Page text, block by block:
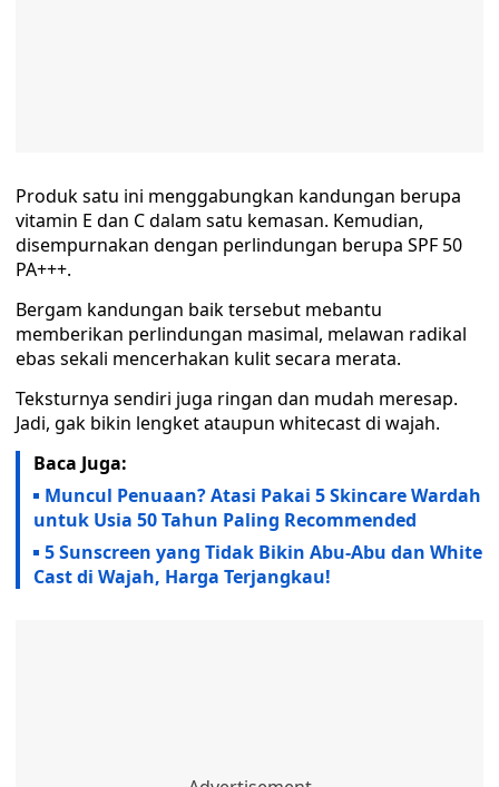
Produk satu ini menggabungkan kandungan berupa
vitamin E dan C dalam satu kemasan. Kemudian,
disempurnakan dengan perlindungan berupa SPF 50
PA+++.
Bergam kandungan baik tersebut mebantu
memberikan perlindungan masimal, melawan radikal
ebas sekali mencerhakan kulit secara merata.
Teksturnya sendiri juga ringan dan mudah meresap.
Jadi, gak bikin lengket ataupun whitecast di wajah.
Baca Juga:
Muncul Penuaan? Atasi Pakai 5 Skincare Wardah
untuk Usia 50 Tahun Paling Recommended
5 Sunscreen yang Tidak Bikin Abu-Abu dan White
Cast di Wajah, Harga Terjangkau!